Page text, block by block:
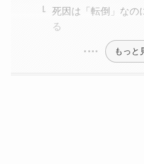
死因は「転倒」なの
る
もっと